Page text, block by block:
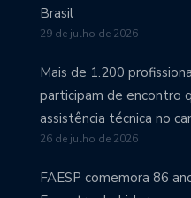
Brasil
29 de julho de 2026
Mais de 1.200
participam de encontro
assistência técnica no
26 de julho de 2026
FAESP comemora 86